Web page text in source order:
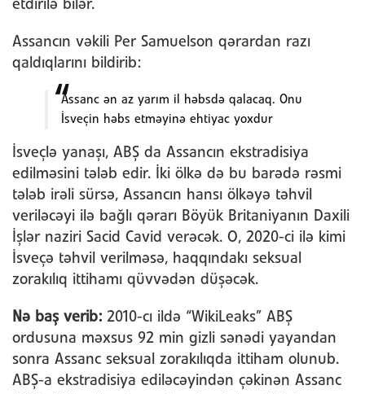
etdirilə bilər.
Assancın vəkili Per Samuelson qərardan razı
qaldıqlarını bildirib:
Assanc ən az yarım il həbsdə qalacaq. Onu
İsveçin həbs etməyinə ehtiyac yoxdur
İsveçlə yanaşı, ABŞ da Assancın ekstradisiya
edilməsini tələb edir. İki ölkə də bu barədə rəsmi
tələb irəli sürsə, Assancın hansı ölkəyə təhvil
veriləcəyi ilə bağlı qərarı Böyük Britaniyanın Daxili
İşlər naziri Sacid Cavid verəcək. O, 2020-ci ilə kimi
İsveçə təhvil verilməsə, haqqındakı seksual
zorakılıq ittihamı qüvvədən düşəcək.
Nə baş verib: 2010-cı ildə “WikiLeaks” ABŞ
ordusuna məxsus 92 min gizli sənədi yayandan
sonra Assanc seksual zorakılıqda ittiham olunub.
ABŞ-a ekstradisiya ediləcəyindən çəkinən Assanc